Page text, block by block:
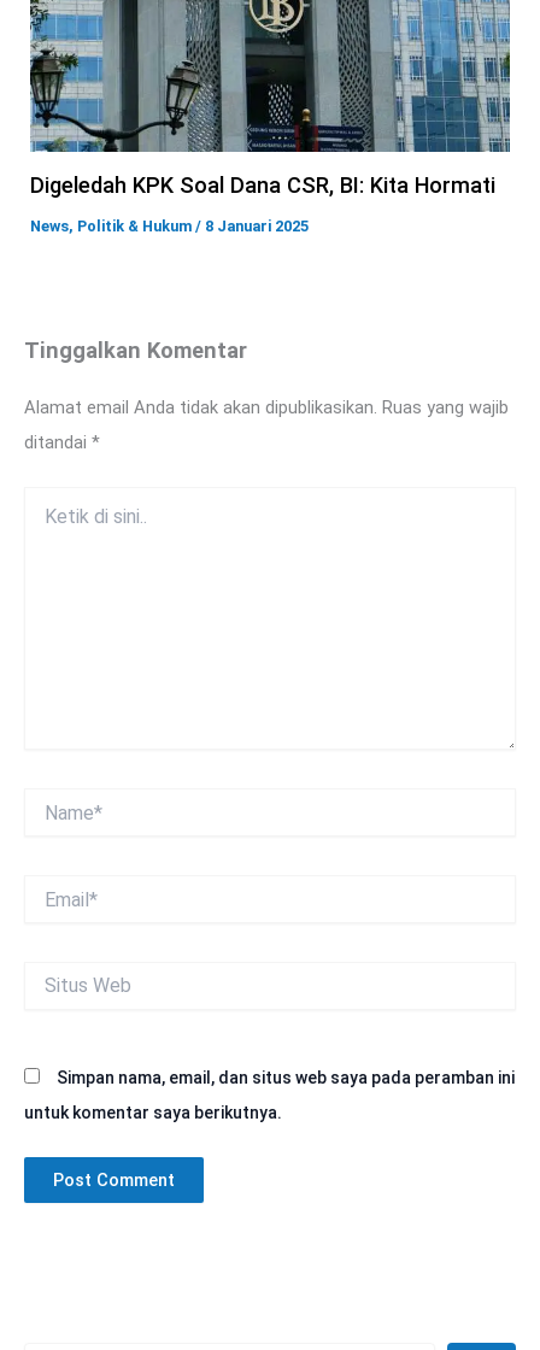
Digeledah KPK Soal Dana CSR, BI: Kita Hormati
News, Politik & Hukum / 8 Januari 2025
Tinggalkan Komentar
Alamat email Anda tidak akan dipublikasikan. Ruas yang wajib
ditandai *
Web
Simpan nama, email, dan situs web saya pada peramban ini
untuk komentar saya berikutnya.